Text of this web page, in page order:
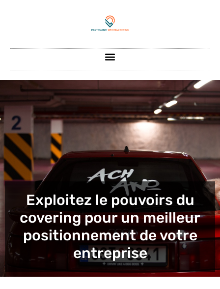
Exploitez le pouvoirs du
covering pour un meilleur
positionnement de votre
entreprise